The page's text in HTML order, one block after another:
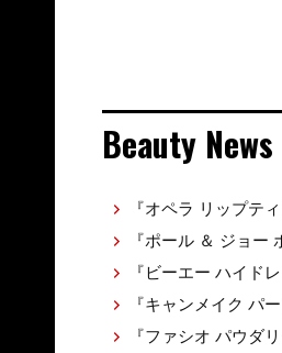
Beauty News
『オペラ リップテ
『ポール ＆ ジョ
『ビーエー ハイド
『キャンメイク パ
『ファシオ パウダ